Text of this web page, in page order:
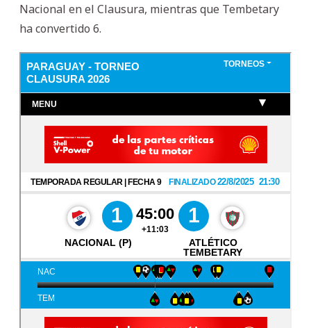
Nacional en el Clausura, mientras que Tembetary
ha convertido 6.